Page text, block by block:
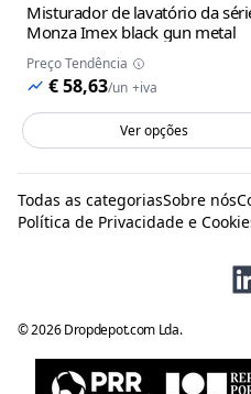
Misturador de lavatório da
Monza Imex black gun metal
Preço Tendência
€ 58,63/un +iva
Ver opções
©2026 Dropdepot.com Lda.
Todas as categoriasSobre nós
Política de Privacidade e